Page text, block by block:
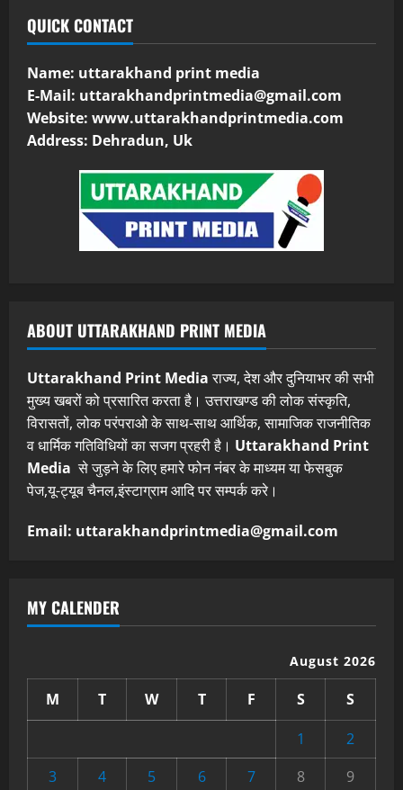
QUICK CONTACT
Name: uttarakhand print media
E-Mail: uttarakhandprintmedia@gmail.com
Website: www.uttarakhandprintmedia.com
Address: Dehradun, Uk
ABOUT UTTARAKHAND PRINT MEDIA
Uttarakhand Print Mediaराज्य, देश और दुनियाभर की सभी
मुख्य खबरों को प्रसारित करता है। उत्तराखण्ड की लोक संस्कृति,
विरासतों, लोक परंपराओ के साथ-साथ आर्थिक, सामाजिक राजनीतिक
व धार्मिक गतिविधियों का सजग प्रहरी है। Uttarakhand Print
Media से जुड़ने के लिए हमारे फोन नंबर के माध्यम या फेसबुक
पेज,यू-ट्यूब चैनल,इंस्टाग्राम आदि पर सम्पर्क करे।
Email: uttarakhandprintmedia@gmail.com
MY CALENDER
August 2026
M T W T F S
S
1
2
3
4 5 6 7 8 9